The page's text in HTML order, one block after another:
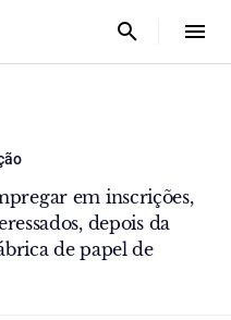
em inscrições,
depois da
de papel de